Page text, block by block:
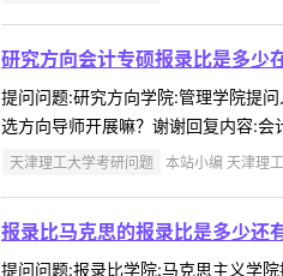
研究方向会计专硕报录比是多少
提问问题:研究方向学院:管理学院提
选方向导师开展嘛？谢谢回复内容:
天津理工大学考研问题 本站小编 天津理
报录比马克思的报录比是多少还
提问问题:报录比学院:马克思主义学